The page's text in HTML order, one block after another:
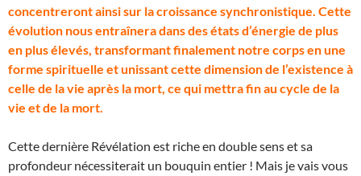
concentreront ainsi sur la croissance synchronistique. Cette
évolution nous entraînera dans des états d’énergie de plus
en plus élevés, transformant finalement notre corps en une
forme spirituelle et unissant cette dimension de l’existence à
celle de la vie après la mort, ce qui mettra fin au cycle de la
vie et de la mort.
Cette dernière Révélation est riche en double sens et sa
profondeur nécessiterait un bouquin entier ! Mais je vais vous